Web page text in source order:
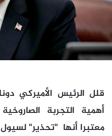
قلل الرئيس الأميركي
أهمية التجربة
معتبرا أنها "تحذير"